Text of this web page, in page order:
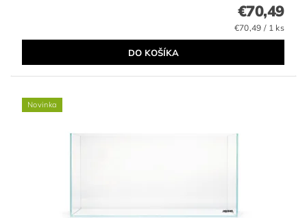
€70,49
€70,49 / 1 ks
Novinka